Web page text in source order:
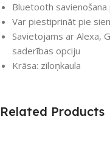
Bluetooth savienošana
Var piestiprināt pie
Savietojams ar Alexa,
saderības opciju
Krāsa: ziloņkaula
Related Products